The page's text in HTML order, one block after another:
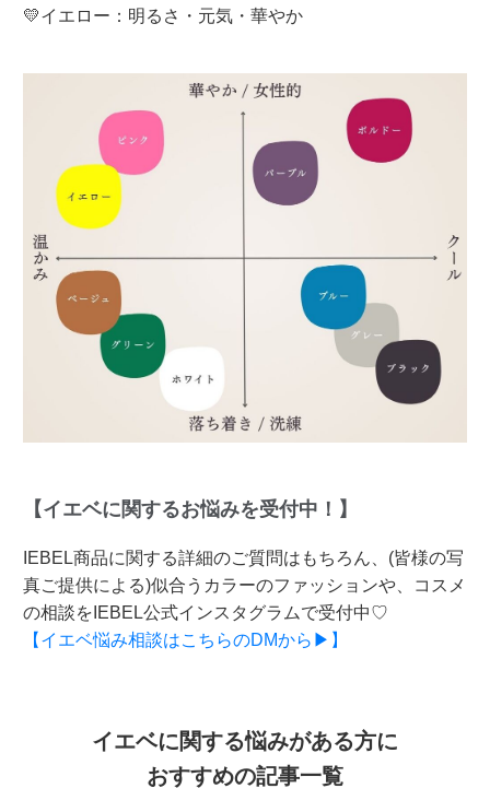
💛イエロー：明るさ・元気・華やか
【イエベに関するお悩みを受付中！】
IEBEL商品に関する詳細のご質問はもちろん、(皆様の写
真ご提供による)似合うカラーのファッションや、コスメ
の相談をIEBEL公式インスタグラムで受付中♡
【イエベ悩み相談はこちらのDMから▶】
イエベに関する悩みがある方に
おすすめの記事一覧